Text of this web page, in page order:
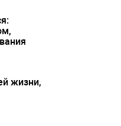
жизни,